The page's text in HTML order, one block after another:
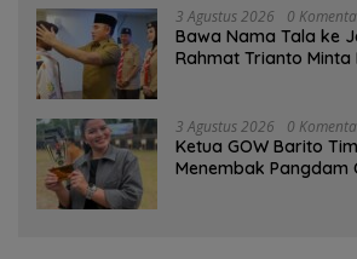
3 Agustus 2026 0
Bawa Nama Tala ke
Rahmat Trianto Minta
3 Agustus 2026 0
Ketua GOW Barito
Menembak Pangdam